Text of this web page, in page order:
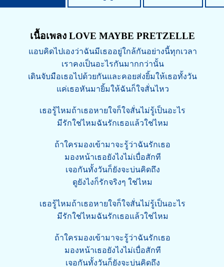
เนื้อเพลง LOVE MAYBE PRETZELLE
แอบคิดไปเองว่าฉันมีเธออยู่ใกล้กันอย่างนี้ทุกเวลา
เราคงเป็นอะไรกันมากกว่านั้น
เดินจับมือเธอไปด้วยกันและคอยส่งยิ้มให้เธอทั้งวัน
แค่เธอหันมายิ้มให้ฉันก็ใจสั่นไหว
เธอรู้ไหมถ้าเธอหายใจก็ใจสั่นไม่รู้เป็นอะไร
มีรักใช่ไหมฉันรักเธอแล้วใช่ไหม
ถ้าใครมองเข้ามาจะรู้ว่าฉันรักเธอ
มองหน้าเธอยังไงไม่เบื่อสักที
เจอกันทั้งวันก็ยังจะบ่นคิดถึง
ดูยังไงก็รักจริงๆ ใช่ไหม
เธอรู้ไหมถ้าเธอหายใจก็ใจสั่นไม่รู้เป็นอะไร
มีรักใช่ไหมฉันรักเธอแล้วใช่ไหม
ถ้าใครมองเข้ามาจะรู้ว่าฉันรักเธอ
มองหน้าเธอยังไงไม่เบื่อสักที
เจอกันทั้งวันก็ยังจะบ่นคิดถึง